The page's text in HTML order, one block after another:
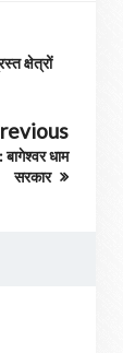
क्षेत्रों
बागेश्वर धाम
सरकार